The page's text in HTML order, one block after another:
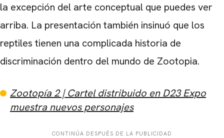
la excepción del arte conceptual que puedes ver
arriba. La presentación también insinuó que los
reptiles tienen una complicada historia de
discriminación dentro del mundo de Zootopia.
Zootopía 2 | Cartel distribuido en D23 Expo
muestra nuevos personajes
CONTINÚA DESPUÉS DE LA PUBLICIDAD
CARREGANDO PUBLICIDADE